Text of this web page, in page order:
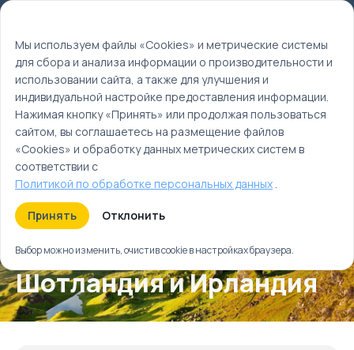
Главная
Туры
Шотландия и Ирландия
Шотландия и Ирландия
Мы используем файлы «Cookies» и метрические системы
для сбора и анализа информации о производительности и
использовании сайта, а также для улучшения и
индивидуальной настройке предоставления информации.
Нажимая кнопку «Принять» или продолжая пользоваться
сайтом, вы соглашаетесь на размещение файлов
«Cookies» и обработку данных метрических систем в
соответствии с
Политикой по обработке персональных данных.
Принять Отклонить
Выбор можно изменить, очистив cookie в настройках браузера.